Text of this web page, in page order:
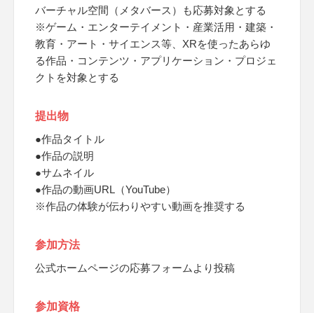
バーチャル空間（メタバース）も応募対象とする
※ゲーム・エンターテイメント・産業活用・建築・
教育・アート・サイエンス等、XRを使ったあらゆ
る作品・コンテンツ・アプリケーション・プロジェ
クトを対象とする
提出物
●作品タイトル
●作品の説明
●サムネイル
●作品の動画URL（YouTube）
※作品の体験が伝わりやすい動画を推奨する
参加方法
公式ホームページの応募フォームより投稿
参加資格